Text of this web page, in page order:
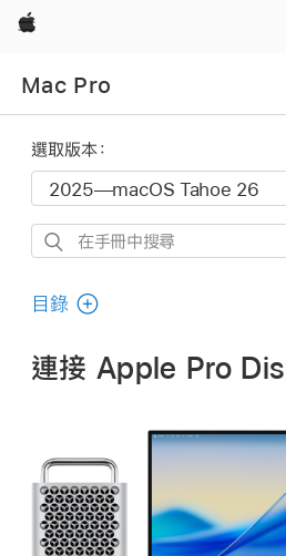
Apple
Mac Pro
選取版本：
在
冊
搜
尋
目錄
連接 Apple Pro